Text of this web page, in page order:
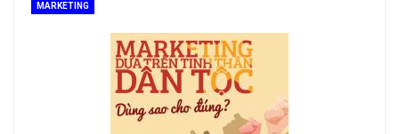
MARKETING